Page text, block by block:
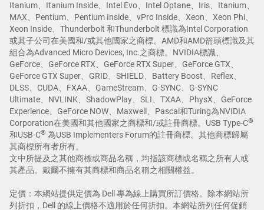
Itanium、Itanium Inside、Intel Evo、Intel Optane、Iris、Itanium、
MAX、Pentium、Pentium Inside、vPro Inside、Xeon、Xeon Phi、
Xeon Inside、Thunderbolt 和Thunderbolt 標識為Intel Corporation
或其子公司在美國和/或其他國家之商標。AMD和AMD箭頭標識及其
組合為Advanced Micro Devices, Inc.之商標。NVIDIA標識、
GeForce、GeForce RTX、GeForce RTX Super、GeForce GTX、
GeForce GTX Super、GRID、SHIELD、Battery Boost、Reflex、
DLSS、CUDA、FXAA、GameStream、G-SYNC、G-SYNC
Ultimate、NVLINK、ShadowPlay、SLI、TXAA、PhysX、GeForce
Experience、GeForce NOW、Maxwell、Pascal和Turing為NVIDIA
Corporation在美國和其他國家之商標和/或註冊商標。USB Type-C®
和USB-C® 為USB Implementers Forum的註冊商標。其他商標歸屬
其商標所有者所有。
文中所提及之其他商標或商品名稱，均指該商標或名稱之所有人或
其產品。戴爾不擁有其商標和商品名稱之相關權益。
定價：本網站提供定價為 Dell 專為線上購買所訂價格。除本網站所
列折扣，Dell 的線上價格不適用於任何折扣。本網站所列任何促銷